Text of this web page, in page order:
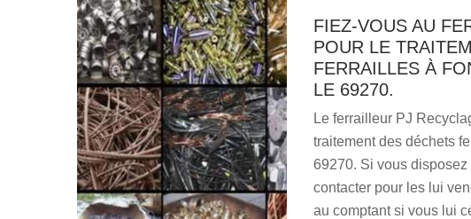
FIEZ-VOUS AU
POUR LE
FERRAILLES À
LE 69270.
Le ferrailleur PJ
traitement des déchets
69270. Si vous
contacter pour les lui
au comptant si vous lui